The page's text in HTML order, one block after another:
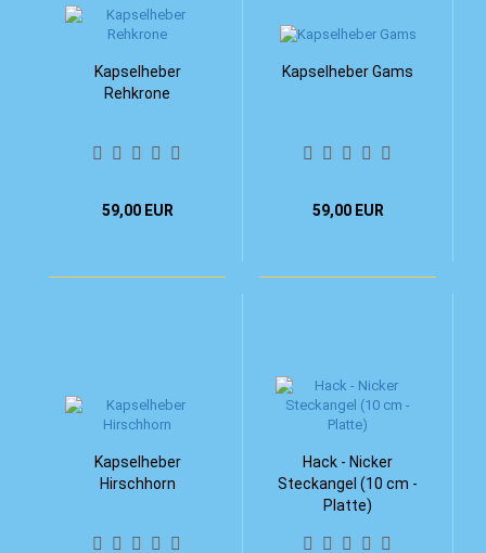
Kapselheber
Rehkrone
59,00 EUR
Kapselheber Gams
59,00 EUR
Kapselheber
Hirschhorn
Hack - Nicker
Steckangel (10 cm -
Platte)